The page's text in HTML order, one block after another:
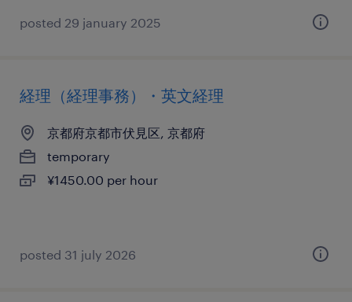
posted 29 january 2025
経理（経理事務）・英文経理
京都府京都市伏見区, 京都府
temporary
¥1450.00 per hour
posted 31 july 2026